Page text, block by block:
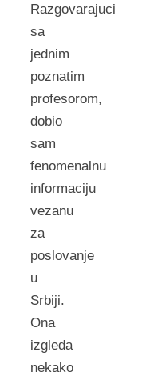
Razgovarajuci
sa
jednim
poznatim
profesorom,
dobio
sam
fenomenalnu
informaciju
vezanu
za
poslovanje
u
Srbiji.
Ona
izgleda
nekako